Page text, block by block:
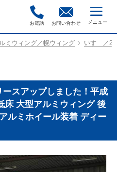
お電話 お問い合わせ
ミウィング／幌ウィング いすゞ／
ースアップしました！平成
床 大型アルミウィング 後
ルミホイール装着 ディー